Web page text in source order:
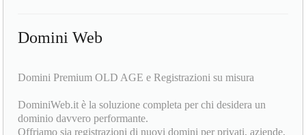
Domini Web
Domini Premium OLD AGE e Registrazioni su misura
DominiWeb.it è la soluzione completa per chi desidera un
dominio davvero performante.
Offriamo sia registrazioni di nuovi domini per privati, aziende,